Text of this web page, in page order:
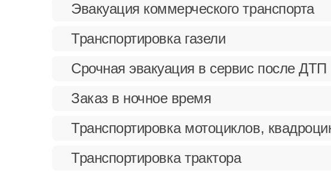
Эвакуация коммерческого транспорта
Транспортировка газели
Срочная эвакуация в сервис после ДТП
Заказ в ночное время
Транспортировка мотоциклов,
Транспортировка трактора